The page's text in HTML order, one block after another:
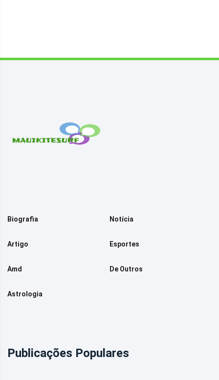
Biografia Notícia
Artigo Esportes
Amd De Outros
Astrologia
Publicações Populares